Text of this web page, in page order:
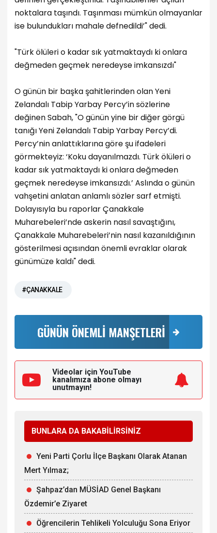
noktalara taşındı. Taşınması mümkün olmayanlar
ise bulundukları mahale defnedildi’" dedi.
"Türk ölüleri o kadar sık yatmaktaydı ki onlara
değmeden geçmek neredeyse imkansızdı"
O günün bir başka şahitlerinden olan Yeni
Zelandalı Tabip Yarbay Percy’in sözlerine
değinen Sabah, "O günün yine bir diğer görgü
tanığı Yeni Zelandalı Tabip Yarbay Percy’di.
Percy’nin anlattıklarına göre şu ifadeleri
görmekteyiz: ‘Koku dayanılmazdı. Türk ölüleri o
kadar sık yatmaktaydı ki onlara değmeden
geçmek neredeyse imkansızdı.’ Aslında o günün
vahşetini anlatan anlamlı sözler sarf etmişti.
Dolayısıyla bu raporlar Çanakkale
Muharebeleri’nde askerin nasıl savaştığını,
Çanakkale Muharebeleri’nin nasıl kazanıldığının
gösterilmesi açısından önemli evraklar olarak
günümüze kaldı" dedi.
#ÇANAKKALE
GÜNÜN ÖNEMLİ MANŞETLERİ
Videolar için YouTube
kanalımıza abone olmayı
unutmayın!
BUNLARA DA BAKABİLİRSİNİZ
Yeni Parti Çorlu İlçe Başkanı Olarak Atanan
Mert Yılmaz;
Şahpaz’dan MÜSİAD Genel Başkanı
Özdemir’e Ziyaret
Öğrencilerin Tehlikeli Yolculuğu Sona Eriyor